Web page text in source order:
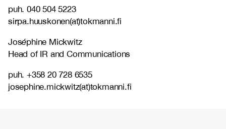
puh. 040 504 5223
sirpa.huuskonen(at)tokmanni.fi
Joséphine Mickwitz
Head of IR and Communications
puh. +358 20 728 6535
josephine.mickwitz(at)tokmanni.fi